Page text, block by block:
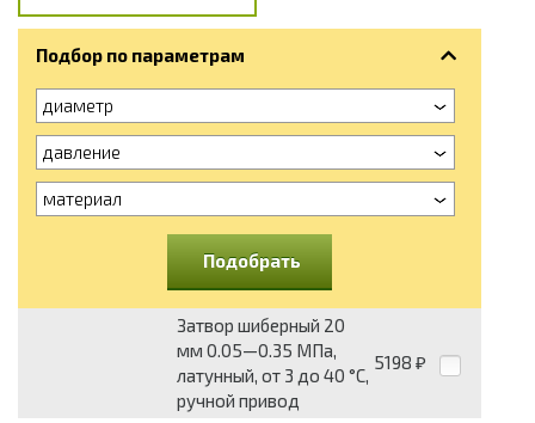
Подбор по параметрам
диаметр
давление
материал
Подобрать
Затвор шиберный 20
мм 0.05—0.35 МПа,
латунный, от 3 до 40 °С,
ручной привод
5198 ₽